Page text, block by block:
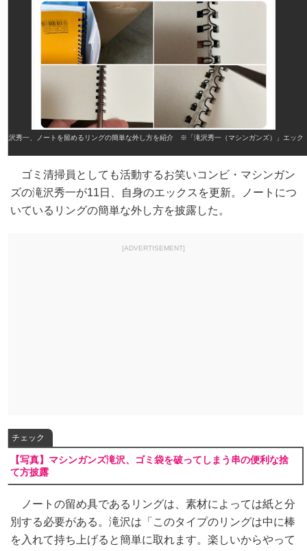
滝沢秀一、ノートを留めるリングの簡単な外し方を紹介 ※「滝沢秀一（マシンガンズ）」エック
ゴミ清掃員としても活動するお笑いコンビ・マシンガン
ズの滝沢秀一が11日、自身のエックスを更新。ノートにつ
いているリングの簡単な外し方を披露した。
[ADVERTISEMENT]
チェック
【写真】マシンガンズ滝沢、ゴミ袋を破ってしまう串の便利な捨
て方披露
ノートの留め具であるリングは、素材によっては紙と分
別する必要がある。滝沢は「このタイプのリングは中に棒
を入れて持ち上げると簡単に取れます。楽しいからやって